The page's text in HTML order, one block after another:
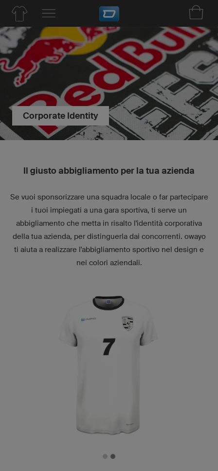
Corporate Identity
Il giusto abbigliamento per la tua azienda
Se vuoi sponsorizzare una squadra locale o far partecipare
i tuoi impiegati a una gara sportiva, ti serve un
abbigliamento che metta in risalto l'identità corporativa
della tua azienda, per distinguerla dai concorrenti. owayo
ti aiuta a realizzare l'abbigliamento sportivo nel design e
nei colori aziendali.